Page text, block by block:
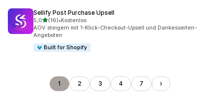
Sellify Post Purchase Upsell
5,0von 5 Sternen
(16)
16 Rezensionen insgesamt
•Kostenlos
AOV steigern mit 1-Klick-Checkout-Upsell und Dankesseiten-
Angeboten
Built for Shopify
1 2 3 4 7